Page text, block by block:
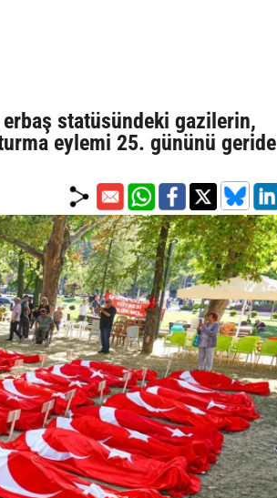
statüsündeki gazilerin,
eylemi 25. gününü geride